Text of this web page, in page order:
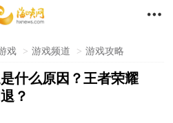

戏 > 游戏频道 > 游戏攻略
什么原因？王者荣耀
？